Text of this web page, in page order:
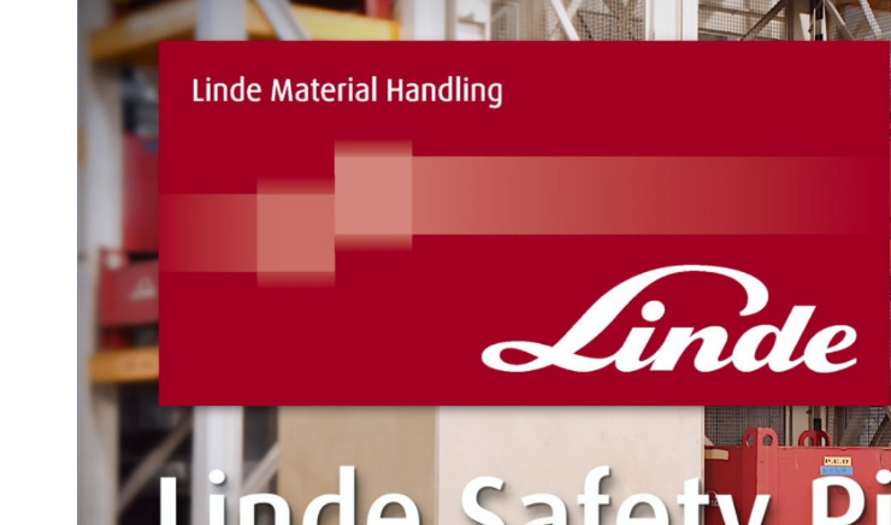
Rakománynyomaték (csak az LSP-
Active esetén)